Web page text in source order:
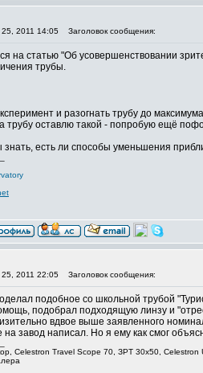
2011 14:05
Заголовок сообщения:
на статью "Об усовершенствовании
трубы.
и разогнать трубу до
трубу оставлю такой - попробую ещё
знать, есть ли способы уменьшения
2011 22:05
Заголовок сообщения:
подобное со школьной трубой
подобрал подходящую линзу и
вдвое выше заявленного
завод написал. Но я ему как смог
Celestron Travel Scope 70, ЗРТ 30х50,